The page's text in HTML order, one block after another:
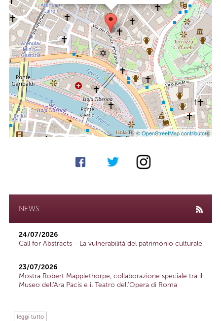
© OpenStreetMap contributors
NEWS
24/07/2026
Call for Abstracts - La vulnerabilità del patrimonio culturale
23/07/2026
Mostra Robert Mapplethorpe, collaborazione speciale tra il
Museo dell'Ara Pacis e il Teatro dell'Opera di Roma
leggi tutto